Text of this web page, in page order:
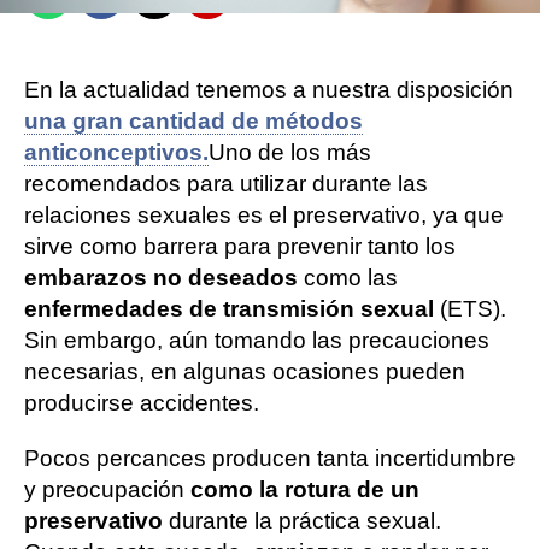
En la actualidad tenemos a nuestra disposición
una gran cantidad de métodos
anticonceptivos.Uno de los más
recomendados para utilizar durante las
relaciones sexuales es el preservativo, ya que
sirve como barrera para prevenir tanto los
embarazos no deseados como las
enfermedades de transmisión sexual (ETS).
Sin embargo, aún tomando las precauciones
necesarias, en algunas ocasiones pueden
producirse accidentes.
Pocos percances producen tanta incertidumbre
y preocupación como la rotura de un
preservativo durante la práctica sexual.